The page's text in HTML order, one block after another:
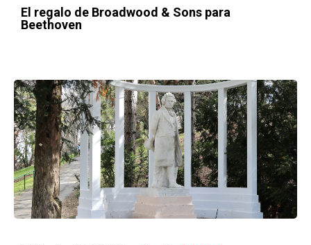
El regalo de Broadwood & Sons para
Beethoven